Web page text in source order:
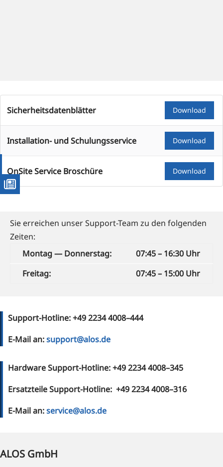
Sicher­heits­da­ten­blät­ter Down­load
Instal­la­ti­on- und Schulungsservice Down­load
OnSite Ser­vice Broschüre Down­load
Sie errei­chen unser Sup­port-Team zu den fol­gen­den
Zeiten:
Mon­tag — Donnerstag:
07:45 – 16:30 Uhr
Frei­tag:
07:45 – 15:00 Uhr
Sup­port-Hot­line: +49 2234 4008–444
E‑Mail an:support@alos.de
Hard­ware Sup­port-Hot­line: +49 2234 4008–345
Ersatz­tei­le Sup­port-Hot­line: +49 2234 4008–316
E‑Mail an:service@alos.de
ALOS GmbH